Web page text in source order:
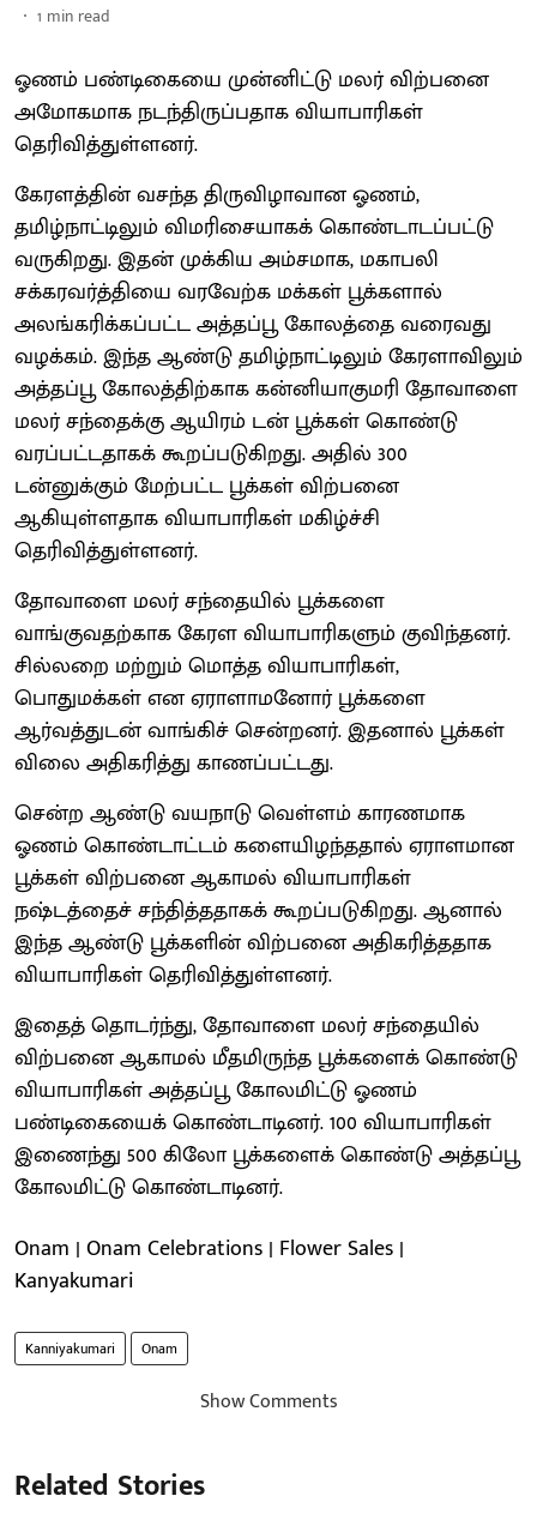
1 min read
ஓணம் பண்டிகையை முன்னிட்டு மலர் விற்பனை
அமோகமாக நடந்திருப்பதாக வியாபாரிகள்
தெரிவித்துள்ளனர்.
கேரளத்தின் வசந்த திருவிழாவான ஓணம்,
தமிழ்நாட்டிலும் விமரிசையாகக் கொண்டாடப்பட்டு
வருகிறது. இதன் முக்கிய அம்சமாக, மகாபலி
சக்கரவர்த்தியை வரவேற்க மக்கள் பூக்களால்
அலங்கரிக்கப்பட்ட அத்தப்பூ கோலத்தை வரைவது
வழக்கம். இந்த ஆண்டு தமிழ்நாட்டிலும் கேரளாவிலும்
அத்தப்பூ கோலத்திற்காக கன்னியாகுமரி தோவாளை
மலர் சந்தைக்கு ஆயிரம் டன் பூக்கள் கொண்டு
வரப்பட்டதாகக் கூறப்படுகிறது. அதில் 300
டன்னுக்கும் மேற்பட்ட பூக்கள் விற்பனை
ஆகியுள்ளதாக வியாபாரிகள் மகிழ்ச்சி
தெரிவித்துள்ளனர்.
தோவாளை மலர் சந்தையில் பூக்களை
வாங்குவதற்காக கேரள வியாபாரிகளும் குவிந்தனர்.
சில்லறை மற்றும் மொத்த வியாபாரிகள்,
பொதுமக்கள் என ஏராளாமனோர் பூக்களை
ஆர்வத்துடன் வாங்கிச் சென்றனர். இதனால் பூக்கள்
விலை அதிகரித்து காணப்பட்டது.
சென்ற ஆண்டு வயநாடு வெள்ளம் காரணமாக
ஓணம் கொண்டாட்டம் களையிழந்ததால் ஏராளமான
பூக்கள் விற்பனை ஆகாமல் வியாபாரிகள்
நஷ்டத்தைச் சந்தித்ததாகக் கூறப்படுகிறது. ஆனால்
இந்த ஆண்டு பூக்களின் விற்பனை அதிகரித்ததாக
வியாபாரிகள் தெரிவித்துள்ளனர்.
இதைத் தொடர்ந்து, தோவாளை மலர் சந்தையில்
விற்பனை ஆகாமல் மீதமிருந்த பூக்களைக் கொண்டு
வியாபாரிகள் அத்தப்பூ கோலமிட்டு ஓணம்
பண்டிகையைக் கொண்டாடினர். 100 வியாபாரிகள்
இணைந்து 500 கிலோ பூக்களைக் கொண்டு அத்தப்பூ
கோலமிட்டு கொண்டாடினர்.
Onam | Onam Celebrations | Flower Sales |
Kanyakumari
Kanniyakumari Onam
Show Comments
Related Stories